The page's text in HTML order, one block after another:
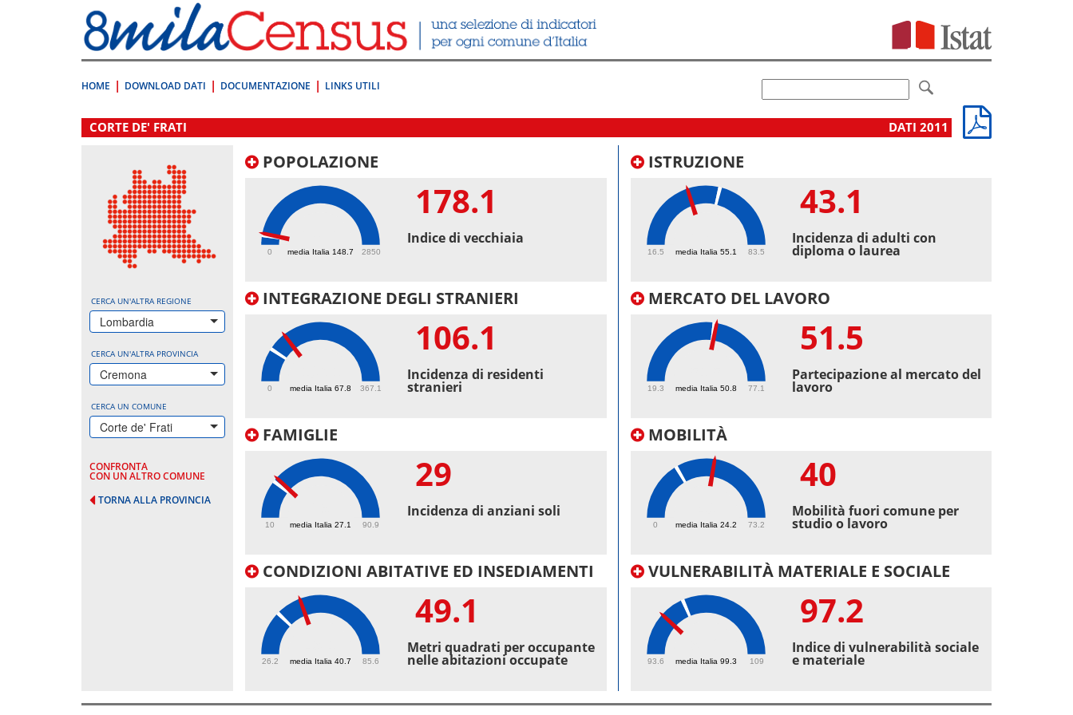
direttamente
a:
Contenuto
HOME DOWNLOAD DATI DOCUMENTAZIONE LINKS UTILI
.
CORTE DE' FRATI DATI 2011
CERCA UN'ALTRA REGIONE
Lombardia
CERCA UN'ALTRA PROVINCIA
Cremona
CERCA UN COMUNE
Corte de' Frati
CONFRONTA
CON UN ALTRO COMUNE
TORNA ALLA PROVINCIA
POPOLAZIONE
media Italia 148.7
0 2850
178.1
Indice di vecchiaia
INTEGRAZIONE DEGLI STRANIERI
media Italia 67.8
0 367.1
106.1
Incidenza di residenti
stranieri
FAMIGLIE
media Italia 27.1
10 90.9
29
Incidenza di anziani soli
CONDIZIONI ABITATIVE ED INSEDIAMENTI
media Italia 40.7
26.2 85.6
49.1
Metri quadrati per occupante
nelle abitazioni occupate
ISTRUZIONE
media Italia 55.1
16.5 83.5
43.1
Incidenza di adulti con
diploma o laurea
MERCATO DEL LAVORO
media Italia 50.8
19.3 77.1
51.5
Partecipazione al mercato del
lavoro
MOBILITÀ
media Italia 24.2
0 73.2
40
Mobilità fuori comune per
studio o lavoro
VULNERABILITÀ MATERIALE E SOCIALE
media Italia 99.3
93.6 109
97.2
Indice di vulnerabilità sociale
e materiale